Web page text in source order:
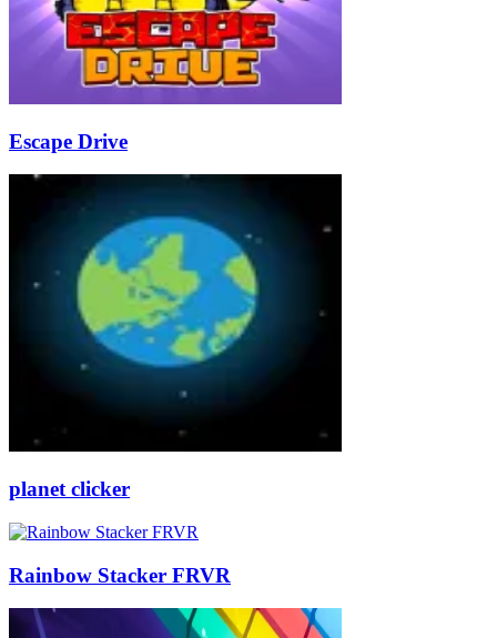
Escape Drive
planet clicker
Rainbow Stacker FRVR